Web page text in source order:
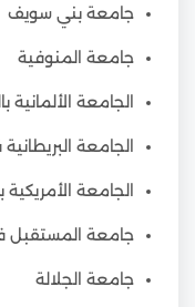
جامعة بني سويف
جامعة المنوفية
الجامعة الألمانية
الجامعة
الجامعة الأمريكية
جامعة
جامعة الجلالة